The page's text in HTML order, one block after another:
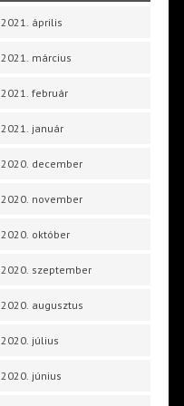
2021. április
2021. március
2021. február
2021. január
2020. december
2020. november
2020. október
2020. szeptember
2020. augusztus
2020. július
2020. június